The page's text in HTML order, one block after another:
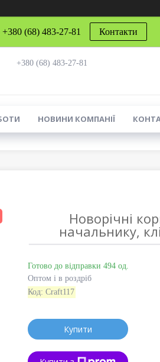
+380 (68) 483-27-81 Контакти
+380 (68) 483-27-81
НОВИНИ КОМПАНІЇ
Новорічні
начальнику,
Готово до відправки 494 од.
Оптом і в роздріб
Код: Craft117
Купити